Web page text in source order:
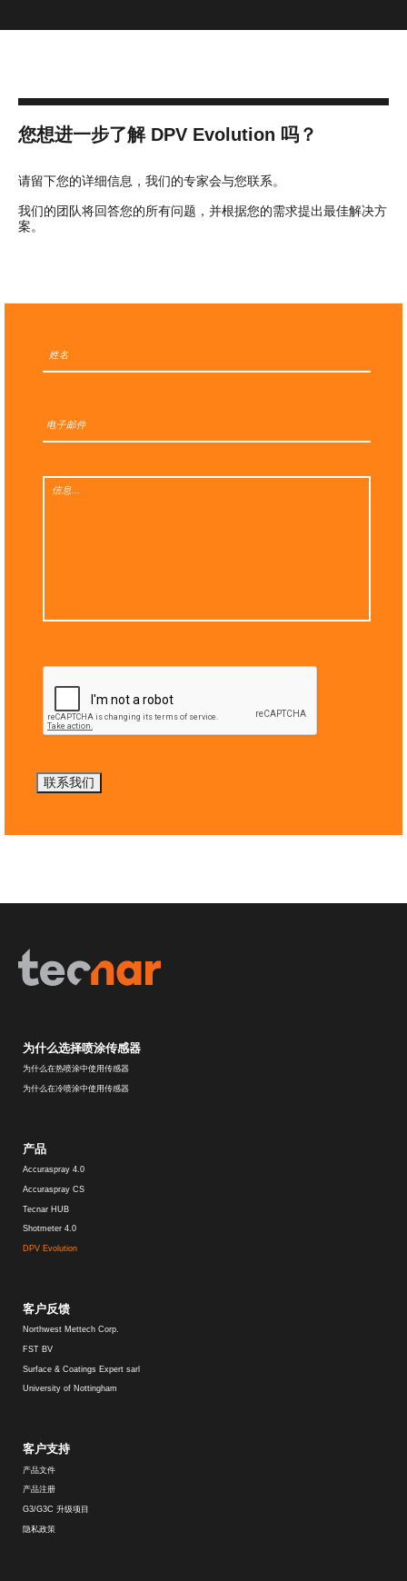
您想进一步了解 DPV Evolution 吗？
请留下您的详细信息，我们的专家会与您联系。
我们的团队将回答您的所有问题，并根据您的需求提出最佳解决方
案。
联系我们
为什么选择喷涂传感器
为什么在热喷涂中使用传感器
为什么在冷喷涂中使用传感器
产品
Accuraspray 4.0
Accuraspray CS
Tecnar HUB
Shotmeter 4.0
DPV Evolution
客户反馈
Northwest Mettech Corp.
FST BV
Surface & Coatings Expert sarl
University of Nottingham
客户支持
产品文件
产品注册
G3/G3C 升级项目
隐私政策